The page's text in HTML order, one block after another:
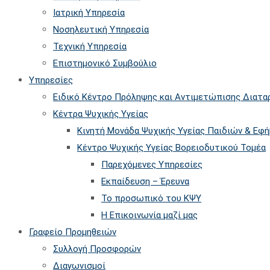
Ιατρική Υπηρεσία
Νοσηλευτική Υπηρεσία
Τεχνική Υπηρεσία
Επιστημονικό Συμβούλιο
Υπηρεσίες
Ειδικό Κέντρο Πρόληψης και Αντιμετώπισης
Κέντρα Ψυχικής Υγείας
Κινητή Μονάδα Ψυχικής Υγείας Παιδιών &
Kέντρο Ψυχικής Υγείας Βορειοδυτικού Τομέα
Παρεχόμενες Υπηρεσίες
Εκπαίδευση – Έρευνα
Το προσωπικό του ΚΨΥ
Η Επικοινωνία μαζί μας
Γραφείο Προμηθειών
Συλλογή Προσφορών
Διαγωνισμοί